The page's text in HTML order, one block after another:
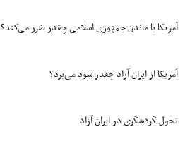
آمریکا با ماندن جمهوری اسلامی چقدر ضرر می‌کند؟
آمریکا از ایران آزاد چقدر سود می‌برد؟
تحول گردشگری در ایران آزاد